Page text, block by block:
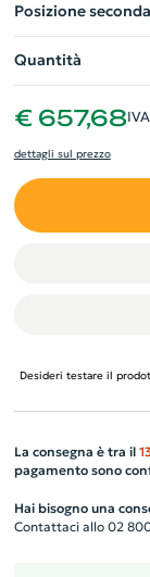
Posizione
Quantità
€ 657,68
dettagli sul prezzo
Desideri testare il
La consegna è tra il
pagamento sono
Hai bisogno una
Contattaci allo 02